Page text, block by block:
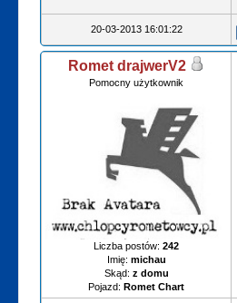
20-03-2013 16:01:22
Romet drajwerV2
Pomocny użytkownik
Liczba postów:242
Imię: michau
Skąd: z domu
Pojazd: Romet Chart